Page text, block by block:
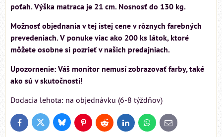
poťah. Výška matraca je 21 cm. Nosnosť do 130 kg.
Možnosť objednania v tej istej cene v rôznych farebných
prevedeniach. V ponuke viac ako 200 ks látok, ktoré
môžete osobne si pozrieť v našich predajniach.
Upozornenie: Váš monitor nemusí zobrazovať farby, také
ako sú v skutočnosti!
Dodacia lehota: na objednávku (6-8 týždňov)
FacebookTwitter BlueskyPinterestReddit LinkedInWhatsApp
E-
mail